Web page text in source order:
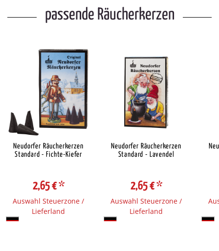
passende Räucherkerzen
Neudorfer Räucherkerzen
Standard - Fichte-Kiefer
2,65 €*
Auswahl Steuerzone /
Lieferland
Neudorfer Räucherkerzen
Standard - Lavendel
2,65 €*
Auswahl Steuerzone /
Lieferland